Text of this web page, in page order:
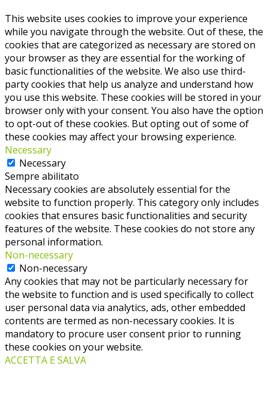
This website uses cookies to improve your experience
while you navigate through the website. Out of these, the
cookies that are categorized as necessary are stored on
your browser as they are essential for the working of
basic functionalities of the website. We also use third-
party cookies that help us analyze and understand how
you use this website. These cookies will be stored in your
browser only with your consent. You also have the option
to opt-out of these cookies. But opting out of some of
these cookies may affect your browsing experience.
Necessary
Necessary
Sempre abilitato
Necessary cookies are absolutely essential for the
website to function properly. This category only includes
cookies that ensures basic functionalities and security
features of the website. These cookies do not store any
personal information.
Non-necessary
Non-necessary
Any cookies that may not be particularly necessary for
the website to function and is used specifically to collect
user personal data via analytics, ads, other embedded
contents are termed as non-necessary cookies. It is
mandatory to procure user consent prior to running
these cookies on your website.
ACCETTA E SALVA